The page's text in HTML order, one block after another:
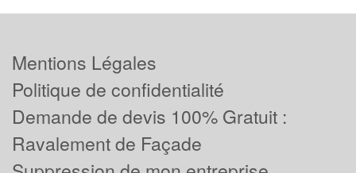
Mentions Légales
Politique de confidentialité
Demande de devis 100% Gratuit :
Ravalement de Façade